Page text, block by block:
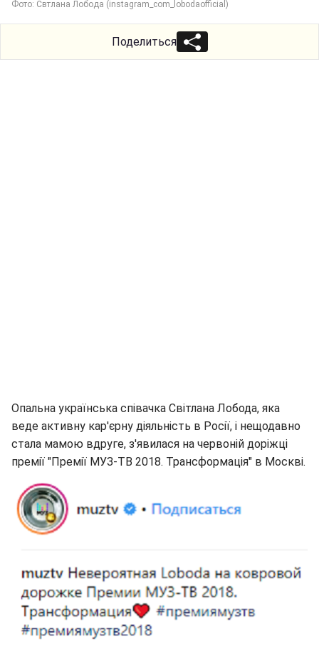
Фото: Свтлана Лобода (instagram_com_lobodaofficial)
Поделиться
Опальна українська співачка Світлана Лобода, яка
веде активну кар'єрну діяльність в Росії, і нещодавно
стала мамою вдруге, з'явилася на червоній доріжці
премії "Премії МУЗ-ТВ 2018. Трансформація" в Москві.